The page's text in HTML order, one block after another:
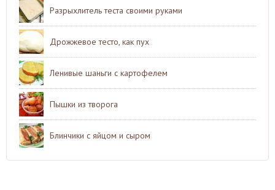
Разрыхлитель теста своими руками
Дрожжевое тесто, как пух
Ленивые шаньги с картофелем
Пышки из творога
Блинчики с яйцом и сыром